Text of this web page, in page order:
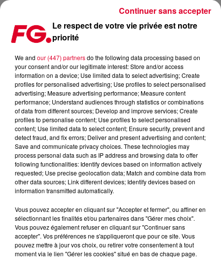
LES ARTISTES MOBILISÉS POUR LE LIBAN
Publié : 1er octobre 2020 à 12h09 par Christophe HUBERT
Ce soir France 2 diffusera "Tous unis pour le Liban",
Le respect de votre vie privée est notre
priorité
We and our (447) partnersdo the following data processing based on
your consent and/or our legitimate interest: Store and/or access
information on a device; Use limited data to select advertising; Create
profiles for personalised advertising; Use profiles to select personalised
advertising; Measure advertising performance; Measure content
performance; Understand audiences through statistics or combinations
of data from different sources; Develop and improve services; Create
profiles to personalise content; Use profiles to select personalised
content; Use limited data to select content; Ensure security, prevent and
detect fraud, and fix errors; Deliver and present advertising and content;
Save and communicate privacy choices. These technologies may
process personal data such as IP address and browsing data to offer
following functionalities: Identify devices based on information actively
requested; Use precise geolocation data; Match and combine data from
other data sources; Link different devices; Identify devices based on
information transmitted automatically.
Vous pouvez accepter en cliquant sur "Accepter et fermer", ou affiner en
sélectionnant les finalités et/ou partenaires dans "Gérer mes choix".
Vous pouvez également refuser en cliquant sur "Continuer sans
accepter". Vos préférences ne s'appliqueront que pour ce site. Vous
pouvez mettre à jour vos choix, ou retirer votre consentement à tout
moment via le lien "Gérer les cookies" situé en bas de chaque page.
Continuer sans accepter